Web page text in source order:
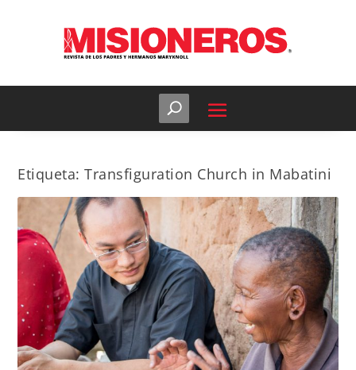
Etiqueta:Transfiguration Church in Mabatini